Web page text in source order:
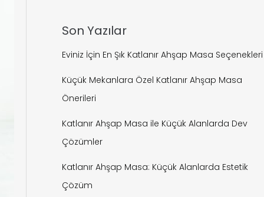
Son Yazılar
Eviniz İçin En Şık Katlanır Ahşap Masa Seçenekleri
Küçük Mekanlara Özel Katlanır Ahşap Masa
Önerileri
Katlanır Ahşap Masa ile Küçük Alanlarda Dev
Çözümler
Katlanır Ahşap Masa: Küçük Alanlarda Estetik
Çözüm